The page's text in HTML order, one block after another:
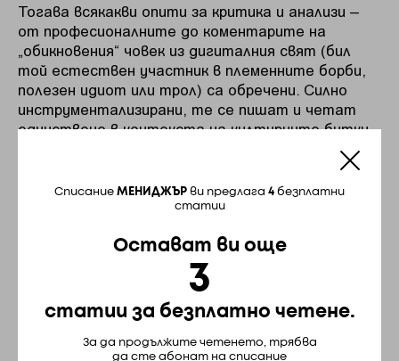
Списание МЕНИДЖЪР ви предлага 4 безплатни
статии
Остават ви още
3
статии за безплатно четене.
За да продължите четенето, трябва
да сте абонат на списание
Тогава всякакви опити за критика и анализи –
от професионалните до коментарите на
„обикновения“ човек из дигиталния свят (бил
той естествен участник в племенните борби,
полезен идиот или трол) са обречени. Силно
инструментализирани, те се пишат и четат
единствено в контекста на културните битки.
Въпреки доскоро традиционното си презрение
към „скучния и нагласен политически конкурс“
враждуващите лагери в българското общество
се хванаха гуша за гуша, теоретизирайки какво
е изкуство и доколко Bangaranga е
представителна за идентичността, езика и
бяха доста сериозни. „Разрушавам в Името на